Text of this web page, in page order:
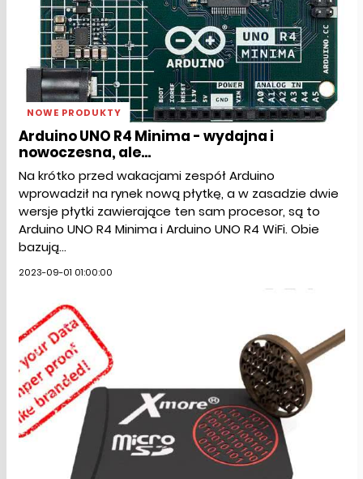
NOWE PRODUKTY
Arduino UNO R4 Minima - wydajna i
nowoczesna, ale...
Na krótko przed wakacjami zespół Arduino
wprowadził na rynek nową płytkę, a w zasadzie dwie
wersje płytki zawierające ten sam procesor, są to
Arduino UNO R4 Minima i Arduino UNO R4 WiFi. Obie
bazują...
2023-09-01 01:00:00